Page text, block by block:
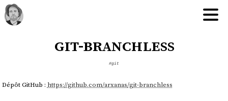
git-branchless
#git
Dépôt GitHub : https://github.com/arxanas/git-branchless